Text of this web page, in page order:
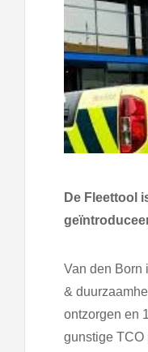
De Fleettool
Van den Born
&
ontzorgen en
gunstige TCO